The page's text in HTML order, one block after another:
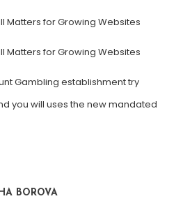
Matters for Growing Websites
Matters for Growing Websites
Gambling establishment try
you will uses the new mandated
BOROVA